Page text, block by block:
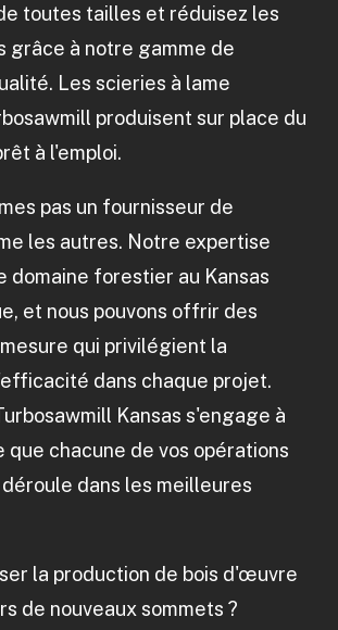
toutes tailles et réduisez les
grâce à notre gamme de
Les scieries à lame
produisent sur place du
à l'emploi.
pas un fournisseur de
les autres. Notre expertise
domaine forestier au Kansas
et nous pouvons offrir des
qui privilégient la
dans chaque projet.
Kansas s'engage à
que chacune de vos opérations
dans les meilleures
la production de bois d'œuvre
de nouveaux sommets ?